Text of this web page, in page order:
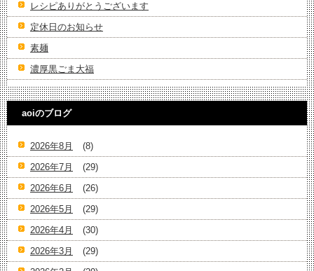
レシピありがとうございます
定休日のお知らせ
素麺
濃厚黒ごま大福
aoiのブログ
2026年8月
(8)
2026年7月
(29)
2026年6月
(26)
2026年5月
(29)
2026年4月
(30)
2026年3月
(29)